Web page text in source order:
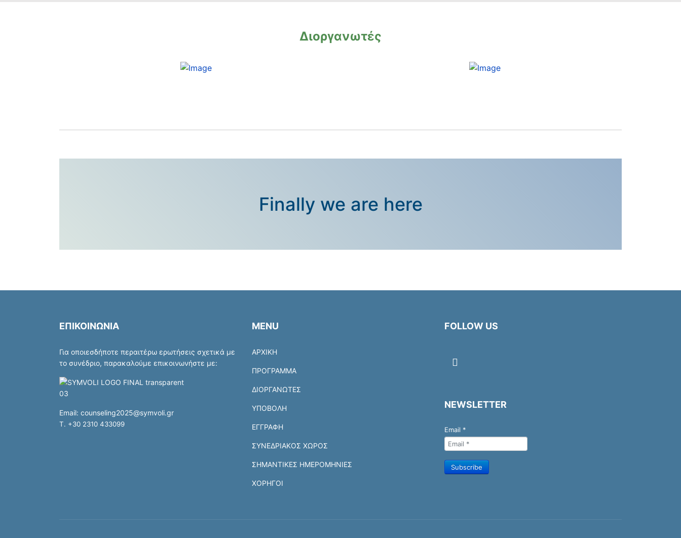
Διοργανωτές
Finally we are here
ΕΠΙΚΟΙΝΩΝΙΑ
Για οποιεσδήποτε περαιτέρω ερωτήσεις σχετικά με
το συνέδριο, παρακαλούμε επικοινωνήστε με:
Email: counseling2025@symvoli.gr
T. +30 2310 433099
MENU
ΑΡΧΙΚΗ
ΠΡΟΓΡΑΜΜΑ
ΔΙΟΡΓΑΝΩΤΕΣ
ΥΠΟΒΟΛΗ
ΕΓΓΡΑΦΗ
ΣΥΝΕΔΡΙΑΚΟΣ ΧΩΡΟΣ
ΣΗΜΑΝΤΙΚΕΣ ΗΜΕΡΟΜΗΝΙΕΣ
ΧΟΡΗΓΟΙ
FOLLOW US
NEWSLETTER
Email *
Subscribe